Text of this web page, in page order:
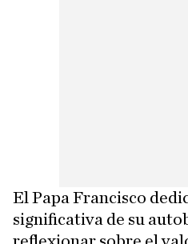
El Papa Francisco
significativa de su